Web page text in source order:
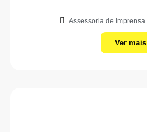
Assessoria de Imprensa
Ver mais